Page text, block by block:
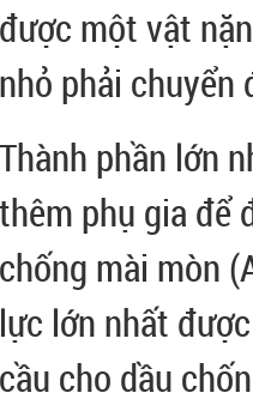
được một vật
nhỏ phải
Thành phần lớn
thêm phụ gia để
chống mài mòn
lực lớn nhất
cầu cho dầu